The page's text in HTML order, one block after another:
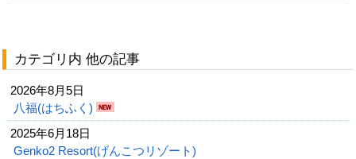
カテゴリ内 他の記事
2026年8月5日
八福(はちふく)
2025年6月18日
Genko2 Resort(げんこつリゾート)